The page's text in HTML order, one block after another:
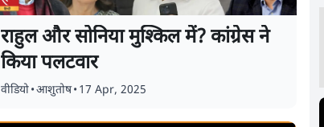
राहुल और सोनिया मुश्किल में? कांग्रेस ने
किया पलटवार
वीडियो•आशुतोष• 17 Apr, 2025